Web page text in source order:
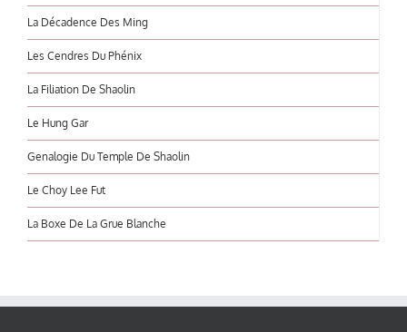
La Décadence Des Ming
Les Cendres Du Phénix
La Filiation De Shaolin
Le Hung Gar
Genalogie Du Temple De Shaolin
Le Choy Lee Fut
La Boxe De La Grue Blanche